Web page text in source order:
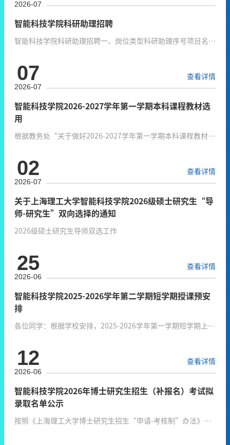
F01光学《实验室门禁权限申请表Laboratory Authority
Application Form》v1.1-staff.docxIPC-F01光学《实验室门禁
生-博士后-外来人员.docx...
2026-07
智能科技学院科研助理招聘
智能科技学院科研助理招聘一、岗位类型科研助理序号项目名称
年高层次人才项目张启明学习并进行实验操作，实验耗材管理，
实验室环境维护1具备理工科本科及以上学历，对实验室工作有
一定兴趣2上海理工大学科技发展项目（预研培育）顾敏1.协助
学院办公室开展日常行政事务处理；2.协助学院进行学术活动及
会议的相关会务工作；3.协助学院公众号及网站日常运营维护工
07
2026-07
查看详情
智能科技学院2026-2027学年第一学期本科课程教材选
用
根据教务处“关于做好2026-2027学年第一学期本科课程教材选
材进行审核，现将教材选用清单公示如下：
02
2026-07
查看详情
关于上海理工大学智能科技学院2026级硕士研究生“导
师-研究生”双向选择的通知
2026级硕士研究生导师双选工作
25
2026-06
查看详情
智能科技学院2025-2026学年第二学期短学期授课预安
排
各位同学：根据学校安排，2025-2026学年第一学期短学期上课
注意查阅。智能科技学院25-26学年第一学期短学期课程.xlsx
12
2026-06
查看详情
智能科技学院2026年博士研究生招生（补报名）考试拟
录取名单公示
按照《上海理工大学博士研究生招生“申请-考核制”办法》，